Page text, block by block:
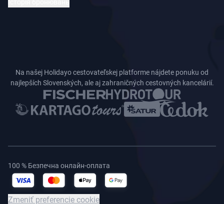
Na našej Holidayo cestovateľskej platforme nájdete ponuku od
najlepších Slovenských, ale aj zahraničných cestovných kancelárií.
100 % Безпечна онлайн-оплата
Zmeniť preferencie cookie